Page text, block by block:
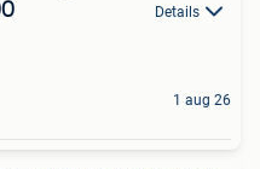
Details
1 aug 26